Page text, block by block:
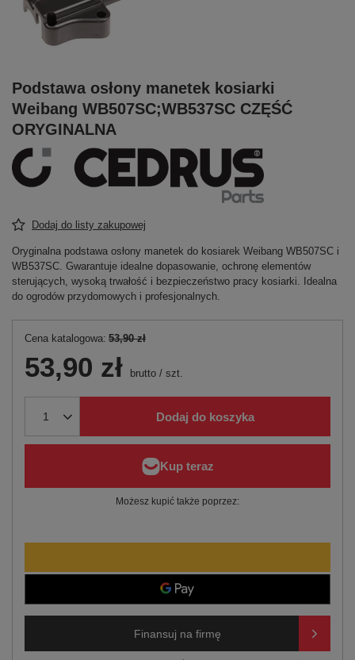
Podstawa osłony manetek kosiarki
Weibang WB507SC;WB537SC CZĘŚĆ
ORYGINALNA
Dodaj do listy zakupowej
Oryginalna podstawa osłony manetek do kosiarek Weibang WB507SC i
WB537SC. Gwarantuje idealne dopasowanie, ochronę elementów
sterujących, wysoką trwałość i bezpieczeństwo pracy kosiarki. Idealna
do ogrodów przydomowych i profesjonalnych.
Cena katalogowa: 53,90 zł
53,90 zł brutto / szt.
Dodaj do koszyka
Możesz kupić także poprzez:
Finansuj na firmę